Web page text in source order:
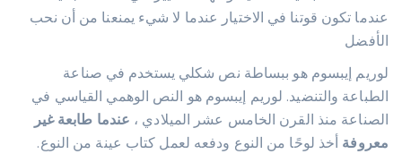
عندما تكون قوتنا في الاختيار عندما لا شيء يمنعنا من أن نحب
الأفضل
لوريم إيبسوم هو ببساطة نص شكلي يستخدم في صناعة
الطباعة والتنضيد. لوريم إيبسوم هو النص الوهمي القياسي في
الصناعة منذ القرن الخامس عشر الميلادي ، عندما طابعة غير
معروفة أخذ لوحًا من النوع ودفعه لعمل كتاب عينة من النوع.